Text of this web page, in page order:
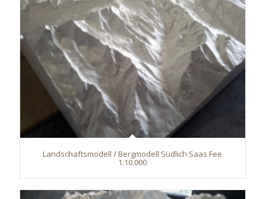
Landschaftsmodell / Bergmodell Südlich Saas Fee
1:10.000